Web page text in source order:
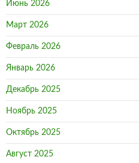
Июнь 2026
Март 2026
Февраль 2026
Январь 2026
Декабрь 2025
Ноябрь 2025
Октябрь 2025
Август 2025